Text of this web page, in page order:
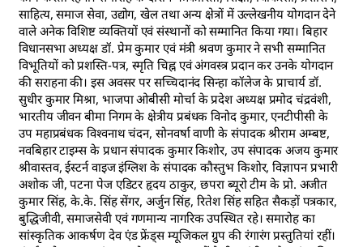
साहित्य, समाज सेवा, उद्योग, खेल तथा अन्य क्षेत्रों में उल्लेखनीय योगदान देने
वाले अनेक विशिष्ट व्यक्तियों एवं संस्थानों को सम्मानित किया गया। बिहार
विधानसभा अध्यक्ष डॉ. प्रेम कुमार एवं मंत्री श्रवण कुमार ने सभी सम्मानित
विभूतियों को प्रशस्ति-पत्र, स्मृति चिह्न एवं अंगवस्त्र प्रदान कर उनके योगदान
की सराहना की। इस अवसर पर सच्चिदानंद सिन्हा कॉलेज के प्राचार्य डॉ.
सुधीर कुमार मिश्रा, भाजपा ओबीसी मोर्चा के प्रदेश अध्यक्ष प्रमोद चंद्रवंशी,
भारतीय जीवन बीमा निगम के क्षेत्रीय प्रबंधक विनोद कुमार, एनटीपीसी के
उप महाप्रबंधक विश्वनाथ चंदन, सोनवर्षा वाणी के संपादक श्रीराम अम्बष्ट,
नवबिहार टाइम्स के प्रधान संपादक कुमार किशोर, उप संपादक अजय कुमार
श्रीवास्तव, ईस्टर्न वाइज इंग्लिश के संपादक कौस्तुभ किशोर, विज्ञापन प्रभारी
अशोक जी, पटना पेज एडिटर हृदय ठाकुर, छपरा ब्यूरो टीम के प्रो. अजीत
कुमार सिंह, के.के. सिंह सेंगर, अर्जुन सिंह, रितेश सिंह सहित सैकड़ों पत्रकार,
बुद्धिजीवी, समाजसेवी एवं गणमान्य नागरिक उपस्थित रहे। समारोह का
सांस्कृतिक आकर्षण देव एंड फ्रेंड्स म्यूजिकल ग्रुप की रंगारंग प्रस्तुतियां रहीं।